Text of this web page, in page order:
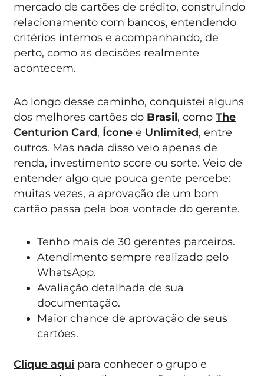
mercado de cartões de crédito, construindo
relacionamento com bancos, entendendo
critérios internos e acompanhando, de
perto, como as decisões realmente
acontecem.
Ao longo desse caminho, conquistei alguns
dos melhores cartões do Brasil, comoThe
Centurion Card, Ícone e Unlimited, entre
outros. Mas nada disso veio apenas de
renda, investimento score ou sorte. Veio de
entender algo que pouca gente percebe:
muitas vezes, a aprovação de um bom
cartão passa pela boa vontade do gerente.
Tenho mais de 30 gerentes parceiros.
Atendimento sempre realizado pelo
WhatsApp.
Avaliação detalhada de sua
documentação.
Maior chance de aprovação de seus
cartões.
Clique aqui para conhecer o grupo e